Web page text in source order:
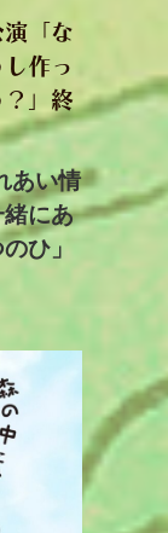
「な
作っ
」終
あい情
にあ
ひ」